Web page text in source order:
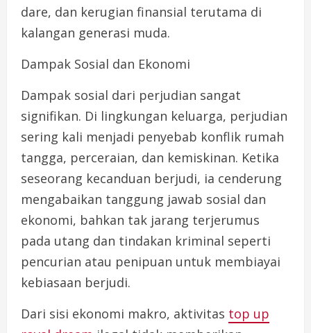
dare, dan kerugian finansial terutama di
kalangan generasi muda.
Dampak Sosial dan Ekonomi
Dampak sosial dari perjudian sangat
signifikan. Di lingkungan keluarga, perjudian
sering kali menjadi penyebab konflik rumah
tangga, perceraian, dan kemiskinan. Ketika
seseorang kecanduan berjudi, ia cenderung
mengabaikan tanggung jawab sosial dan
ekonomi, bahkan tak jarang terjerumus
pada utang dan tindakan kriminal seperti
pencurian atau penipuan untuk membiayai
kebiasaan berjudi.
Dari sisi ekonomi makro, aktivitas top up